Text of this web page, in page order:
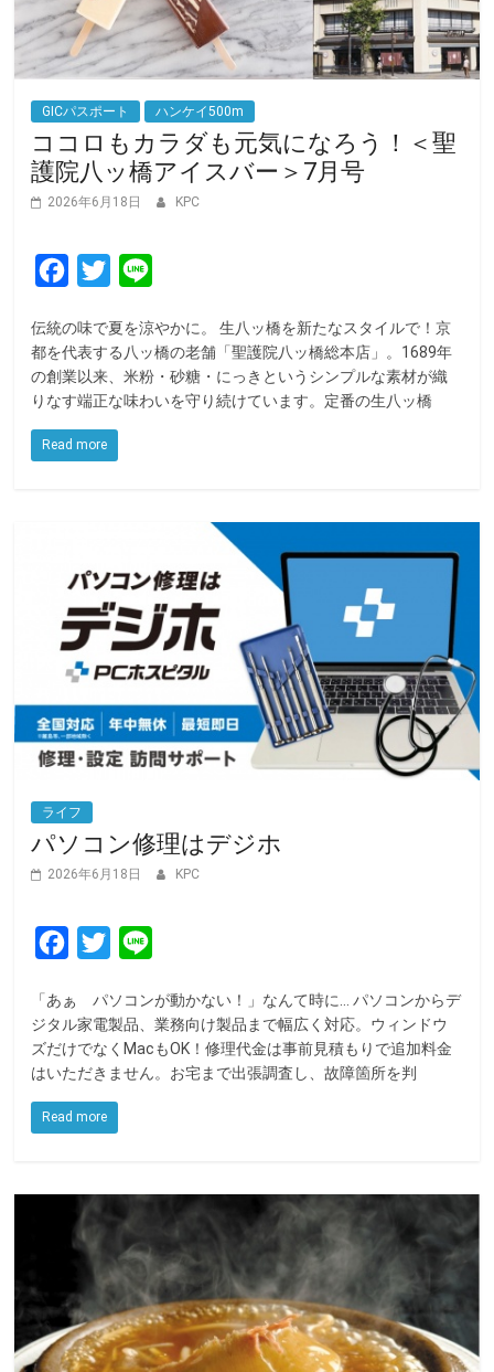
GICパスポート ハンケイ500m
ココロもカラダも元気になろう！＜聖
護院八ッ橋アイスバー＞7月号
2026年6月18日 KPC
c
e
b
o
T
i
t
e
n
e
伝統の味で夏を涼やかに。 生八ッ橋を新たなスタイルで！京
都を代表する八ッ橋の老舗「聖護院八ッ橋総本店」。1689年
の創業以来、米粉・砂糖・にっきというシンプルな素材が織
りなす端正な味わいを守り続けています。定番の生八ッ橋
Read more
ライフ
パソコン修理はデジホ
2026年6月18日 KPC
c
e
b
o
T
i
t
t
e
n
e
「あぁ パソコンが動かない！」なんて時に… パソコンからデ
ジタル家電製品、業務向け製品まで幅広く対応。ウィンドウ
ズだけでなくMacもOK！修理代金は事前見積もりで追加料金
はいただきません。お宅まで出張調査し、故障箇所を判
Read more